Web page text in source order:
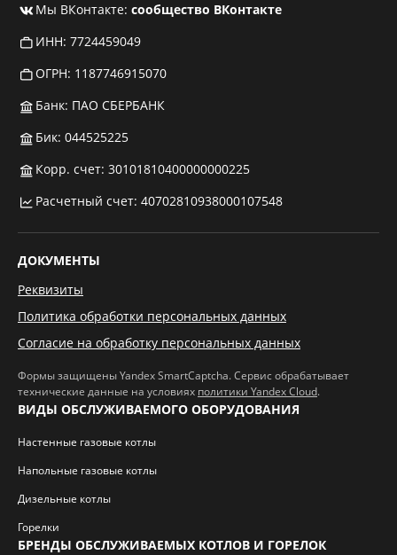
Мы ВКонтакте: сообщество ВКонтакте
ИНН: 7724459049
ОГРН: 1187746915070
Банк: ПАО СБЕРБАНК
Бик: 044525225
Корр. счет: 30101810400000000225
Расчетный счет: 40702810938000107548
ДОКУМЕНТЫ
Реквизиты
Политика обработки персональных данных
Согласие на обработку персональных данных
Формы защищены Yandex SmartCaptcha. Сервис обрабатывает
технические данные на условиях политики Yandex Cloud.
ВИДЫ ОБСЛУЖИВАЕМОГО ОБОРУДОВАНИЯ
Настенные газовые котлы
Напольные газовые котлы
Дизельные котлы
Горелки
БРЕНДЫ ОБСЛУЖИВАЕМЫХ КОТЛОВ И ГОРЕЛОК